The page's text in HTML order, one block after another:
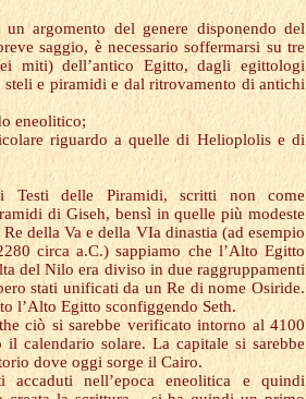
argomento del genere disponendo del
saggio, è necessario soffermarsi su tre
miti) dell’antico Egitto, dagli egittologi
e piramidi e dal ritrovamento di antichi
eneolitico;
riguardo a quelle di Helioplolis e di
Testi delle Piramidi, scritti non come
di Giseh, bensì in quelle più modeste
della Va e della VIa dinastia (ad esempio
circa a.C.) sappiamo che l’Alto Egitto
del Nilo era diviso in due raggruppamenti
stati unificati da un Re di nome Osiride.
l’Alto Egitto sconfiggendo Seth.
ciò si sarebbe verificato intorno al 4100
calendario solare. La capitale si sarebbe
dove oggi sorge il Cairo.
nell’epoca eneolitica e quindi